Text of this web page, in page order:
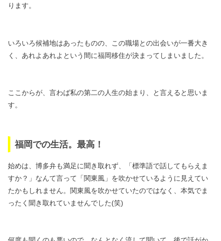
ります。
いろいろ候補地はあったものの、
この職場との出会いが一番大き
く、 あれよあれよという間に福岡移住が決まってしまいました。
ここからが、言わば私の第二の人生の始まり、と言えると思いま
す。
福岡での生活。最高！
始めは、博多弁も満足に聞き取れず、
「標準語で話してもらえま
すか？」なんて言って
「関東風」を吹かせているように見えてい
たかもしれません。 関東風を吹かせていたのではなく、 本気でま
ったく聞き取れていませんでした(笑)